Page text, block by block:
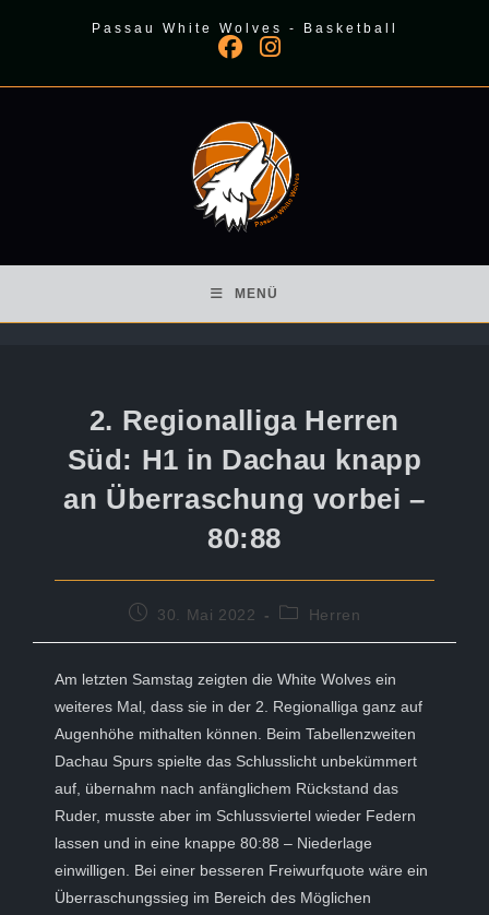
Passau White Wolves - Basketball
MENÜ
2. Regionalliga Herren
Süd: H1 in Dachau knapp
an Überraschung vorbei –
80:88
Beitrag30. Mai 2022
Beitrags-
Herren
Am letzten Samstag zeigten die White Wolves ein
weiteres Mal, dass sie in der 2. Regionalliga ganz auf
Augenhöhe mithalten können. Beim Tabellenzweiten
Dachau Spurs spielte das Schlusslicht unbekümmert
auf, übernahm nach anfänglichem Rückstand das
Ruder, musste aber im Schlussviertel wieder Federn
lassen und in eine knappe 80:88 – Niederlage
einwilligen. Bei einer besseren Freiwurfquote wäre ein
Überraschungssieg im Bereich des Möglichen